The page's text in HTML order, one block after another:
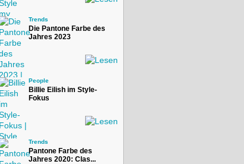
Trends
Die Pantone Farbe des
Jahres 2023
People
Billie Eilish im Style-
Fokus
Trends
Pantone Farbe des
Jahres 2020: Clas...